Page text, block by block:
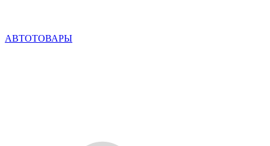
АВТОТОВАРЫ